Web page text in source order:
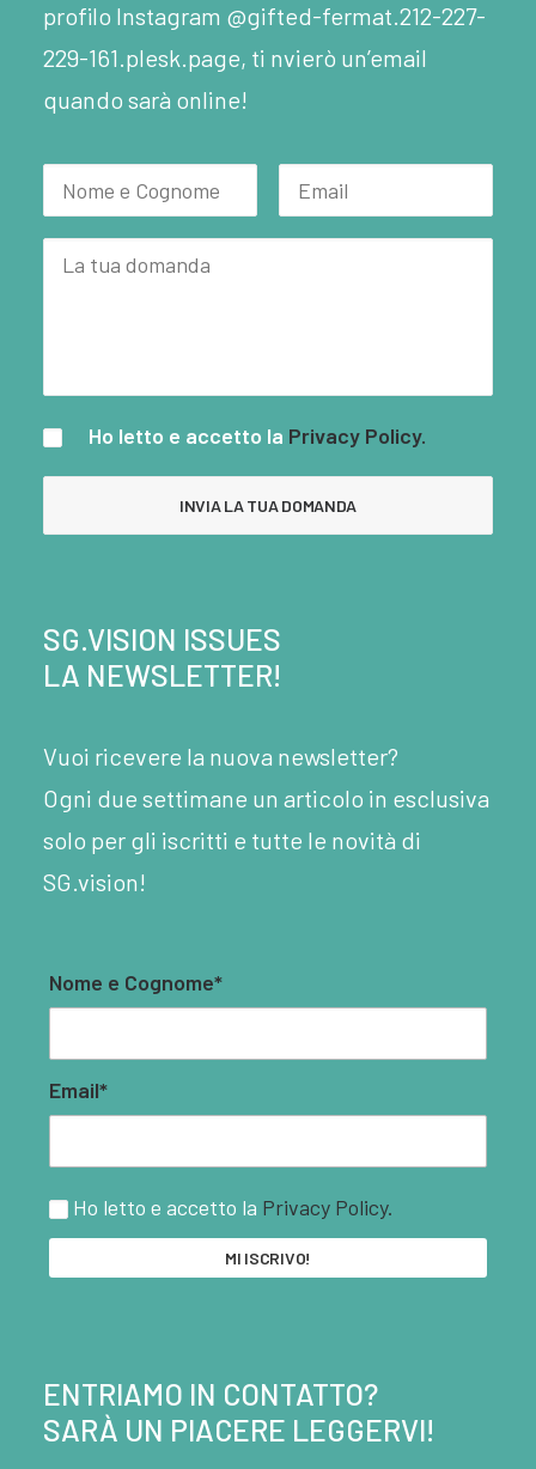
profilo Instagram @gifted-fermat.212-227-
229-161.plesk.page, ti nvierò un’email
quando sarà online!
Ho letto e accetto la Privacy Policy.
SG.VISION ISSUES
LA NEWSLETTER!
Vuoi ricevere la nuova newsletter?
Ogni due settimane un articolo in esclusiva
solo per gli iscritti e tutte le novità di
SG.vision!
Nome e Cognome*
Email*
Ho letto e accetto la Privacy Policy.
ENTRIAMO IN CONTATTO?
SARÀ UN PIACERE LEGGERVI!